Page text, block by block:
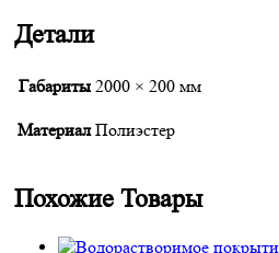
Детали
Габариты 2000 × 200 мм
Материал Полиэстер
Похожие Товары